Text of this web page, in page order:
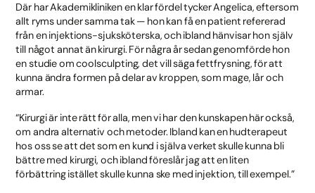
Där har Akademikliniken en klar fördel tycker Angelica, eftersom
allt ryms under samma tak — hon kan få en patient refererad
från en injektions-sjuksköterska, och ibland hänvisar hon själv
till något annat än kirurgi. För några år sedan genomförde hon
en studie om coolsculpting, det vill säga fettfrysning, för att
kunna ändra formen på delar av kroppen, som mage, lår och
armar.
“Kirurgi är inte rätt för alla, men vi har den kunskapen här också,
om andra alternativ och metoder. Ibland kan en hudterapeut
hos oss se att det som en kund i själva verket skulle kunna bli
bättre med kirurgi, och ibland föreslår jag att en liten
förbättring istället skulle kunna ske med injektion, till exempel.”